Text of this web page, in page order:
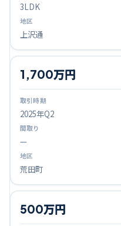
3LDK
上沢通
2025年Q2
1,700万円
—
荒田町
500万円